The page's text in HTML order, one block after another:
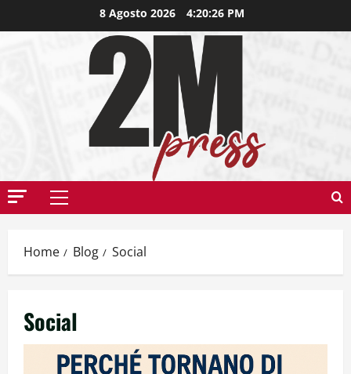
8 Agosto 2026 4:20:27 PM
Home Blog Social
Social